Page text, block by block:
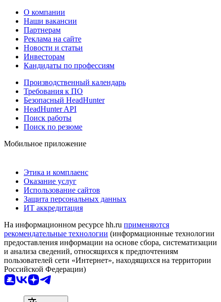
О компании
Наши вакансии
Партнерам
Реклама на сайте
Новости и статьи
Инвесторам
Кандидаты по профессиям
Производственный календарь
Требования к ПО
Безопасный HeadHunter
HeadHunter API
Поиск работы
Поиск по резюме
Мобильное приложение
Этика и комплаенс
Оказание услуг
Использование сайтов
Защита персональных данных
ИТ аккредитация
На информационном ресурсе hh.ru применяются
рекомендательные технологии (информационные технологии
предоставления информации на основе сбора, систематизации
и анализа сведений, относящихся к предпочтениям
пользователей сети «Интернет», находящихся на территории
Российской Федерации)